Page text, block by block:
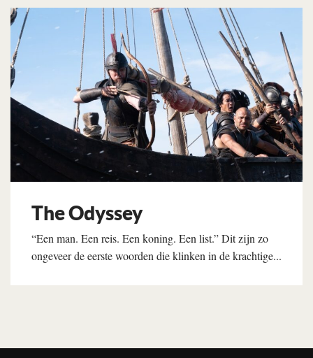
Lees verder
The Odyssey
“Een man. Een reis. Een koning. Een list.” Dit zijn zo
ongeveer de eerste woorden die klinken in de krachtige...